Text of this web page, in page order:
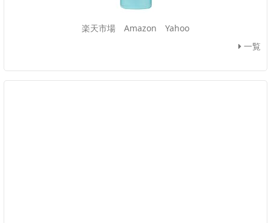
楽天市場 Amazon
Yahoo
一覧